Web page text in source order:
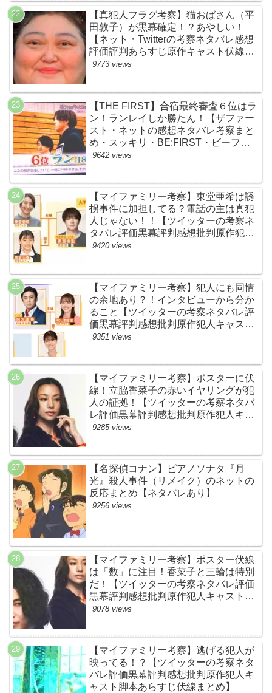
BE:FIRST・ビーファースト】
【真犯人フラグ考察】猫おばさん（平
田敦子）が黒幕確定！？あやしい！
【ネット・Twitterの考察ネタバレ感想
評価評判あらすじ原作キャスト伏線ま
とめ】
9773 views
【THE FIRST】合宿最終審査６位はラ
ン！ランレイしか勝たん！【ザファー
スト・ネットの感想ネタバレ考察まと
め・スッキリ・BE:FIRST・ビーファ
ースト】
9642 views
【マイファミリー考察】東堂亜希は誘
拐事件に加担してる？電話の主は真犯
人じゃない！！【ツイッターの考察ネ
タバレ評価黒幕評判感想批判原作犯人
キャスト脚本あらすじ伏線まとめ】
9420 views
【マイファミリー考察】犯人にも同情
の余地あり？！インタビューから分か
ること【ツイッターの考察ネタバレ評
価黒幕評判感想批判原作犯人キャスト
脚本あらすじ伏線まとめ】
9351 views
【マイファミリー考察】ポスターに伏
線！立脇香菜子の赤いイヤリングが犯
人の証拠！【ツイッターの考察ネタバ
レ評価黒幕評判感想批判原作犯人キャ
スト脚本あらすじ伏線まとめ・高橋メ
9285 views
【名探偵コナン】ピアノソナタ『月
光』殺人事件（リメイク）のネットの
反応まとめ【ネタバレあり】
9256 views
【マイファミリー考察】ポスター伏線
は「数」に注目！香菜子と三輪は特別
だ！【ツイッターの考察ネタバレ評価
黒幕評判感想批判原作犯人キャスト脚
本あらすじ伏線まとめ】
9078 views
【マイファミリー考察】逃げる犯人が
映ってる！？【ツイッターの考察ネタ
バレ評価黒幕評判感想批判原作犯人キ
ャスト脚本あらすじ伏線まとめ】